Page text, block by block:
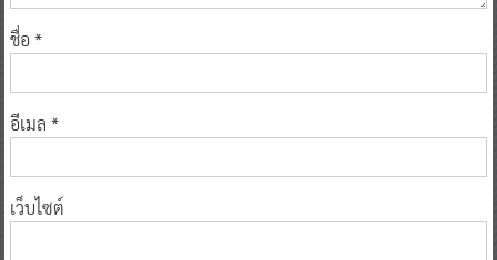
ชื่อ *
อีเมล *
เว็บไซต์